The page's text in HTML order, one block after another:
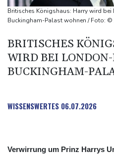
Anhaltende Trockenheit:
historischem Tief
entgegenstehen
Nationaler Sicherheitsrat mit
Leipzig getagt
Britisches Königshaus: Harry wird
Buckingham-Palast wohnen / Foto: ©
BRITISCHES
WIRD BEI
BUCKINGHAM-
WISSENSWERTES 06.07.2026
Verwirrung um Prinz Harrys